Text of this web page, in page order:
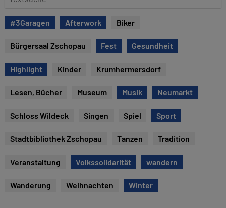
e
x
t
c
#3Garagen Afterwork Biker
Bürgersaal Zschopau Fest Gesundheit
Highlight Kinder Krumhermersdorf
Lesen, Bücher Museum Musik Neumarkt
Schloss Wildeck Singen Spiel Sport
Stadtbibliothek Zschopau Tanzen Tradition
Veranstaltung Volkssolidarität wandern
Wanderung Weihnachten Winter